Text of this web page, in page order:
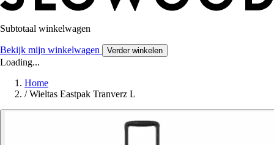
Subtotaal winkelwagen
Bekijk mijn winkelwagen Verder winkelen
Loading...
Home
/ Wieltas Eastpak Tranverz L